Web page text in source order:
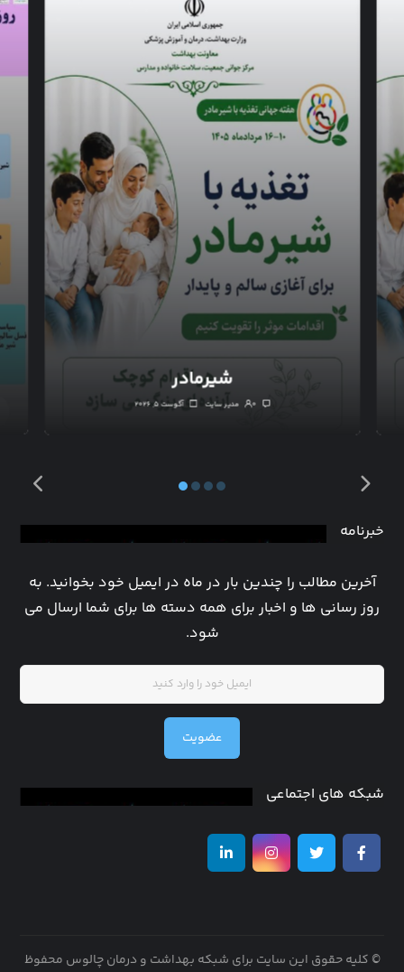
شیرمادر
آگوست ۵, ۲۰۲۶ مدیر سایت ۰
خبرنامه
آخرین مطالب را چندین بار در ماه در ایمیل خود بخوانید. به
روز رسانی ها و اخبار برای همه دسته ها برای شما ارسال می
شود.
عضویت
شبکه های اجتماعی
© کلیه حقوق این سایت برای شبکه بهداشت و درمان چالوس محفوظ